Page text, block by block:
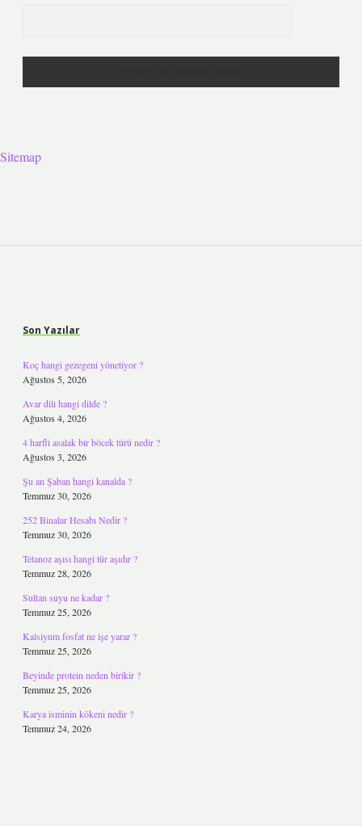
Sitemap
Son Yazılar
Koç hangi gezegeni yönetiyor ?
Ağustos 5, 2026
Avar dili hangi dilde ?
Ağustos 4, 2026
4 harfli asalak bir böcek türü nedir ?
Ağustos 3, 2026
Şu an Şaban hangi kanalda ?
Temmuz 30, 2026
252 Binalar Hesabı Nedir ?
Temmuz 30, 2026
Tetanoz aşısı hangi tür aşıdır ?
Temmuz 28, 2026
Sultan suyu ne kadar ?
Temmuz 25, 2026
Kalsiyum fosfat ne işe yarar ?
Temmuz 25, 2026
Beyinde protein neden birikir ?
Temmuz 25, 2026
Karya isminin kökeni nedir ?
Temmuz 24, 2026